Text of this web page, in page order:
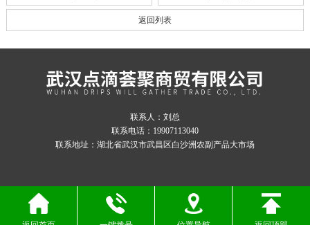
返回列表
联系人：刘总
联系电话：19907113040
联系地址：湖北省武汉市武昌区白沙洲农副产品大市场